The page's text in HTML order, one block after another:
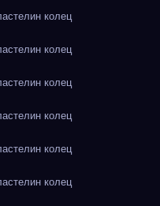
колец
колец
колец
колец
колец
колец